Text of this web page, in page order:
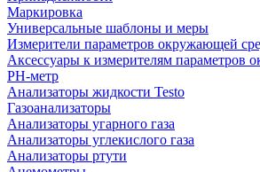
Маркировка
Универсальные шаблоны и меры
Измерители параметров окружающей
Аксессуары к измерителям параметров
PH-метр
Анализаторы жидкости Testo
Газоанализаторы
Анализаторы угарного газа
Анализаторы углекислого газа
Анализаторы ртути